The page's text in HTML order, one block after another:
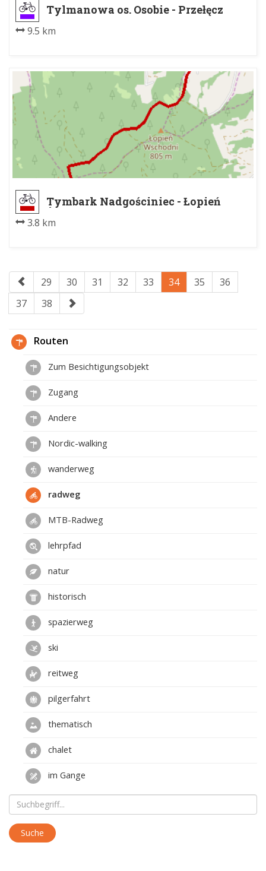
Tylmanowa os. Osobie - Przełęcz
Wierch Młynne
9.5 km
Tymbark Nadgościniec - Łopień
Środkowy
3.8 km
29 30 31 32 33 34 35
36
37
38
Routen
Zum Besichtigungsobjekt
Zugang
Andere
Nordic-walking
wanderweg
radweg
MTB-Radweg
lehrpfad
natur
historisch
spazierweg
ski
reitweg
pilgerfahrt
thematisch
chalet
im Gange